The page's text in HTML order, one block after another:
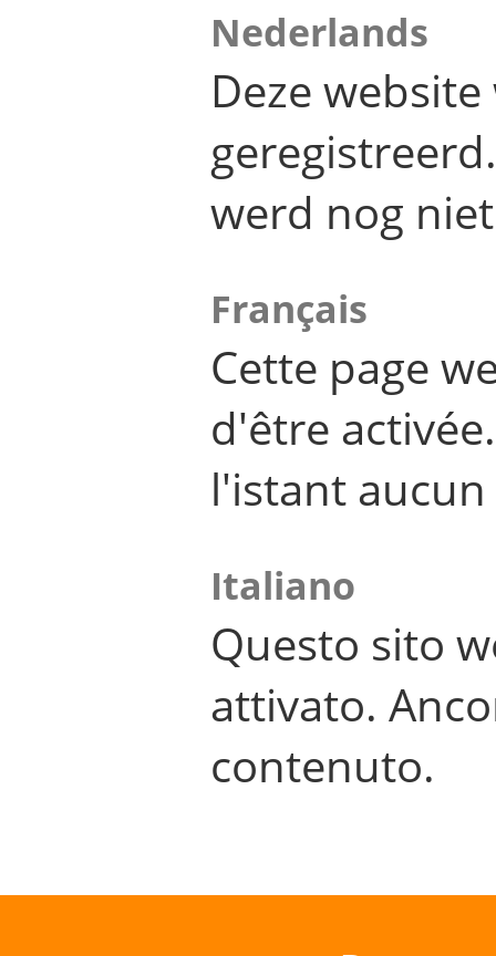
Nederlands
Deze
werd nog
Français
Cette page
d'être
l'istant
Italiano
Questo sito
attivato.
contenuto.